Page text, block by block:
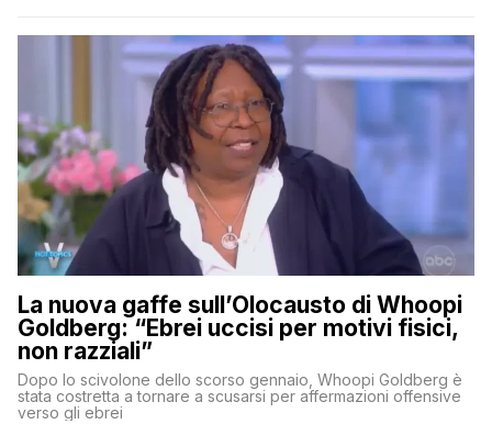
La nuova gaffe sull’Olocausto di Whoopi
Goldberg: “Ebrei uccisi per motivi fisici,
non razziali”
Dopo lo scivolone dello scorso gennaio, Whoopi Goldberg è
stata costretta a tornare a scusarsi per affermazioni offensive
verso gli ebrei